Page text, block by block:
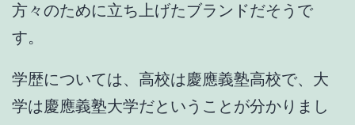
方々のために立ち上げたブランドだそうで
す。
学歴については、 高校は慶應義塾高校で、大
学は慶應義塾大学だということが分かりまし